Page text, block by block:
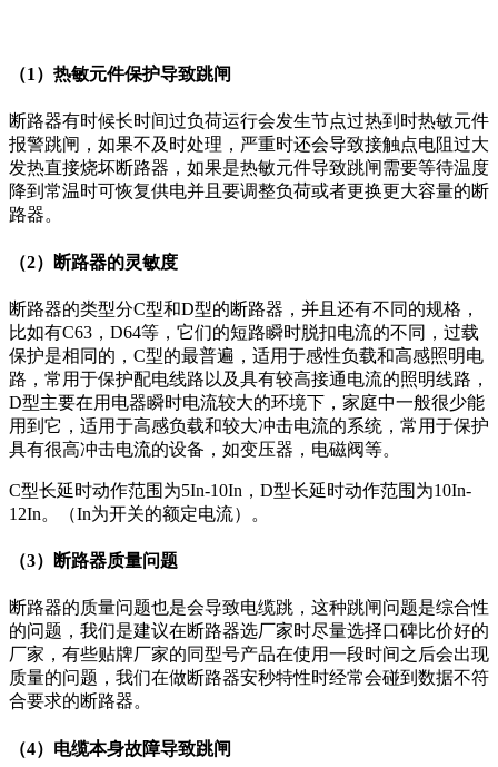
（1）热敏元件保护导致跳闸
断路器有时候长时间过负荷运行会发生节点过热到时热敏元件
报警跳闸，如果不及时处理，严重时还会导致接触点电阻过大
发热直接烧坏断路器，如果是热敏元件导致跳闸需要等待温度
降到常温时可恢复供电并且要调整负荷或者更换更大容量的断
路器。
（2）断路器的灵敏度
断路器的类型分C型和D型的断路器，并且还有不同的规格，
比如有C63，D64等，它们的短路瞬时脱扣电流的不同，过载
保护是相同的，C型的最普遍，适用于感性负载和高感照明电
路，常用于保护配电线路以及具有较高接通电流的照明线路，
D型主要在用电器瞬时电流较大的环境下，家庭中一般很少能
用到它，适用于高感负载和较大冲击电流的系统，常用于保护
具有很高冲击电流的设备，如变压器，电磁阀等。
C型长延时动作范围为5In-10In，D型长延时动作范围为10In-
12In。（In为开关的额定电流）。
（3）断路器质量问题
断路器的质量问题也是会导致电缆跳，这种跳闸问题是综合性
的问题，我们是建议在断路器选厂家时尽量选择口碑比价好的
厂家，有些贴牌厂家的同型号产品在使用一段时间之后会出现
质量的问题，我们在做断路器安秒特性时经常会碰到数据不符
合要求的断路器。
（4）电缆本身故障导致跳闸